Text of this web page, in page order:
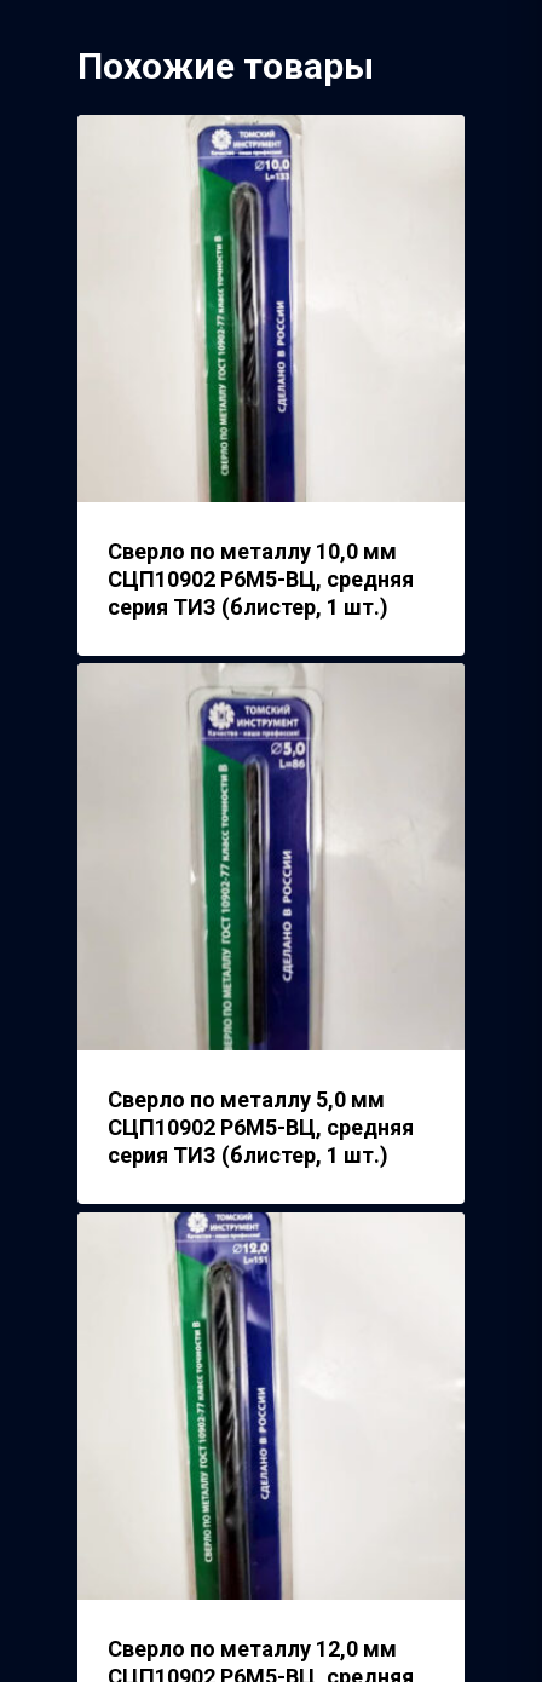
Похожие товары
Сверло по металлу 10,0 мм
СЦП10902 Р6М5-ВЦ, средняя
серия ТИЗ (блистер, 1 шт.)
Сверло по металлу 5,0 мм
СЦП10902 Р6М5-ВЦ, средняя
серия ТИЗ (блистер, 1 шт.)
Сверло по металлу 12,0 мм
СЦП10902 Р6М5-ВЦ, средняя
Завод